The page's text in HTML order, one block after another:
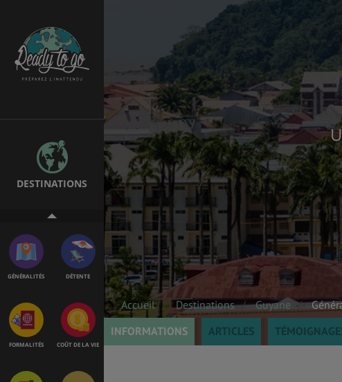
DESTINATIONS
EMPLOIS &
STAGES
BONS PLANS
GÉNÉRALITÉS DÉTENTE
FORMALITÉS COÛT DE LA VIE
Accueil Destinations Guyane
INFORMATIONS
ARTICLES